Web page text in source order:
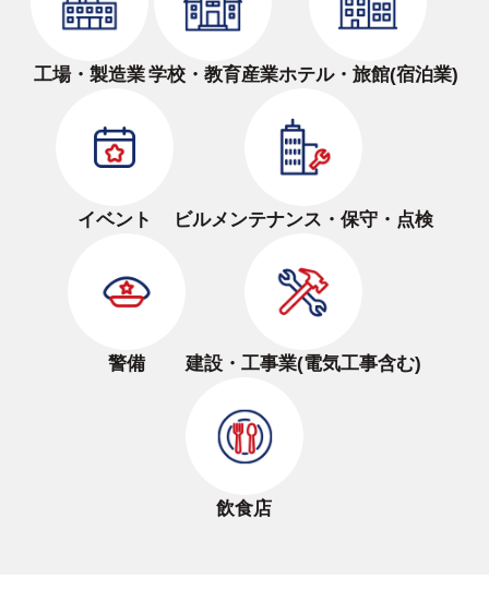
工場・製造業学校・教育産業ホテル・旅館(宿泊業)
イベント ビルメンテナンス・保守・点検
警備 建設・工事業(電気工事含む)
飲食店